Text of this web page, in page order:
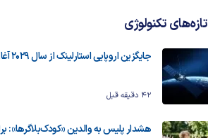
تازه‌های تکنولوژی
جایگزین اروپایی استارلینک از سال ۲۰۲۹ آغاز به کار می‌کند
42 دقیقه قبل
هشدار پلیس به والدین «کودک‌بلاگرها»: